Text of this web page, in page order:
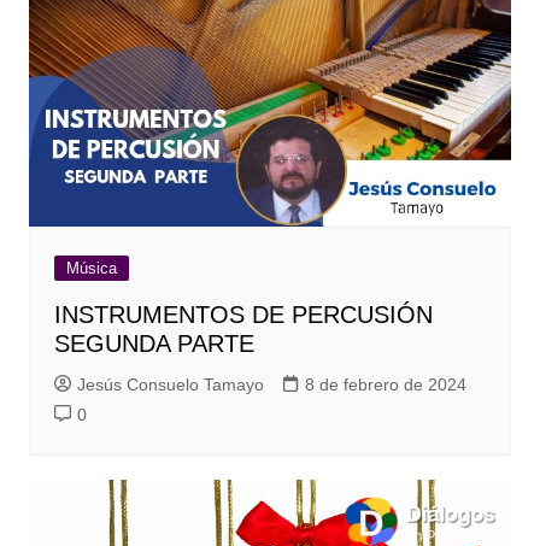
Música
INSTRUMENTOS DE PERCUSIÓN
SEGUNDA PARTE
Jesús Consuelo Tamayo
8 de febrero de 2024
0